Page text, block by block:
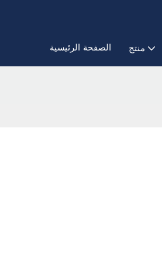
الصفحة الرئيسية منتج